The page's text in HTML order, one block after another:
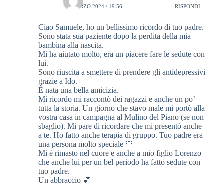
26 MARZO 2024 / 19:56 RISPONDI
Ciao Samuele, ho un bellissimo ricordo di tuo padre.
Sono stata sua paziente dopo la perdita della mia
bambina alla nascita.
Mi ha aiutato molto, era un piacere fare le sedute con
lui.
Sono riuscita a smettere di prendere gli antidepressivi
grazie a Ido.
È nata una bella amicizia.
Mi ricordo mi raccontò dei ragazzi e anche un po’
tutta la storia. Un giorno che stavo male mi portò alla
vostra casa in campagna al Mulino del Piano (se non
sbaglio). Mi pare di ricordare che mi presentò anche
a te. Ho fatto anche terapia di gruppo. Tuo padre era
una persona molto speciale 💙
Mi è rimasto nel cuore e anche a mio figlio Lorenzo
che anche lui per un bel periodo ha fatto sedute con
tuo padre.
Un abbraccio 💕